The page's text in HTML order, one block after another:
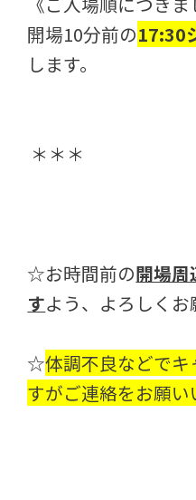
開場10分前の17:30
します。
＊＊＊
☆お時間前の開場周
すよう、よろしくお
☆体調不良などでキ
すがご連絡をお願い